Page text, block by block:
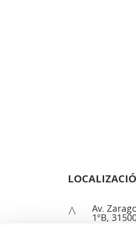
^ Av.
1ºB,